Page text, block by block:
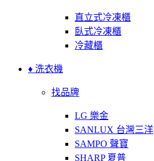
直立式冷凍櫃
臥式冷凍櫃
冷藏櫃
♦ 洗衣機
找品牌
LG 樂金
SANLUX 台灣三洋
SAMPO 聲寶
SHARP 夏普